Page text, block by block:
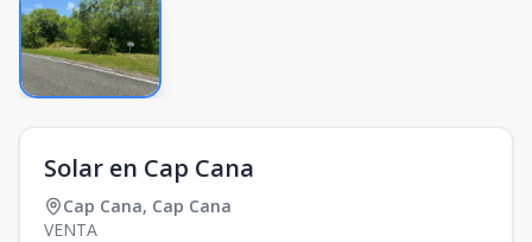
Solar en Cap Cana
Cap Cana, Cap Cana
VENTA